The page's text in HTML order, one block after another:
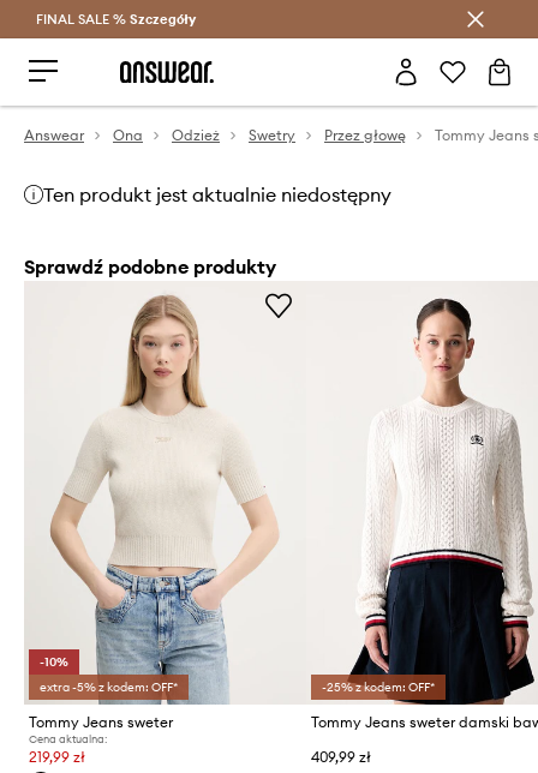
Oszczędzaj z Answear Club >
FINAL SALE % Szczegóły
Answear Ona Odzież Swetry Przez głowę Tommy Jeans
Ten produkt jest aktualnie niedostępny
Sprawdź podobne produkty
-10%
extra -5% z kodem: OFF*
Tommy Jeans sweter
Cena aktualna:
219,99 zł
-25% z kodem: OFF*
409,99 zł